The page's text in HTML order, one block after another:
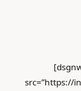
src=”https://